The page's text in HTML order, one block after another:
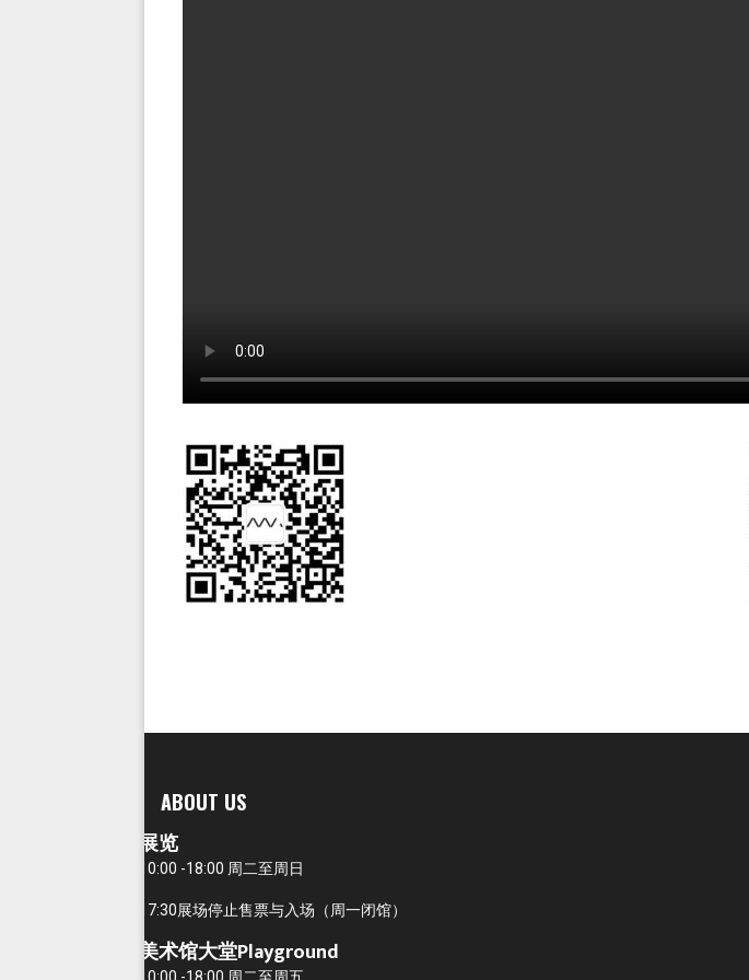
ABOUT US
展览
10:00 -18:00 周二至周日
17:30展场停止售票与入场（周一闭馆）
美术馆大堂Playground